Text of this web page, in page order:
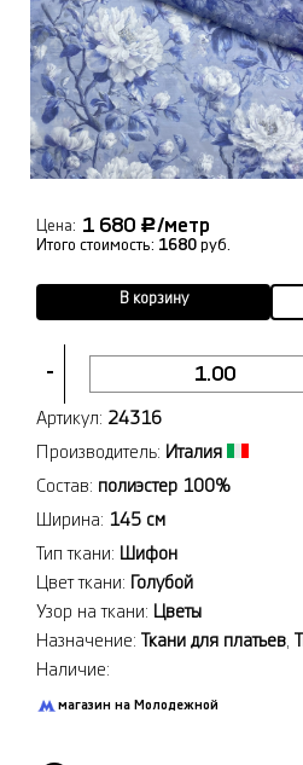
-
Цена: 1 680 Р/метр
Итого стоимость: 1680 руб.
В корзину
Артикул: 24316
Производитель: Италия
Состав: полиэстер 100%
Ширина: 145 см
Тип ткани: Шифон
Цвет ткани: Голубой
Узор на ткани: Цветы
Назначение: Ткани для платьев
Наличие:
магазин на Молодежной